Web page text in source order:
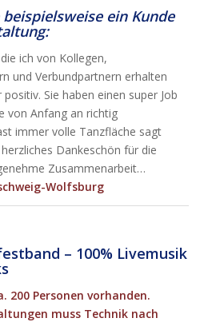
ein Kunde
ich von Kollegen,
und Verbundpartnern erhalten
Sie haben einen super Job
von Anfang an richtig
immer volle Tanzfläche sagt
Dankeschön für die
Zusammenarbeit…
Wolfsburg
– 100% Livemusik
200 Personen vorhanden.
muss Technik nach